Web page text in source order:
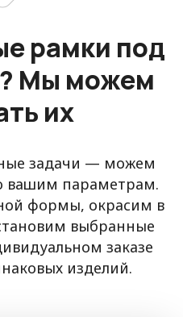
рамки под
Мы можем
их
задачи — можем
вашим параметрам.
формы, окрасим в
выбранные
заказе
изделий.